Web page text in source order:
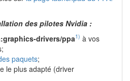
des pilotes Nvidia :
drivers/ppa1) à vos
paquets;
le plus adapté (driver